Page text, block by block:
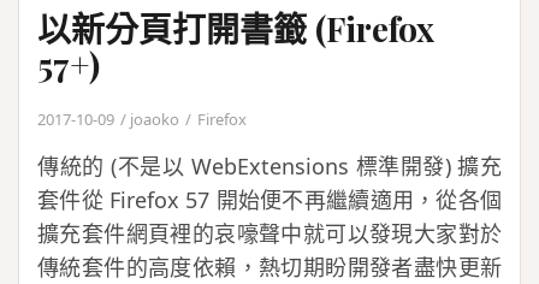
以新分頁打開書籤 (Firefox
57+)
2017-10-09 joaoko Firefox
傳統的 (不是以 WebExtensions 標準開發) 擴充
套件從 Firefox 57 開始便不再繼續適用，從各個
擴充套件網頁裡的哀嚎聲中就可以發現大家對於
傳統套件的高度依賴，熱切期盼開發者盡快更新